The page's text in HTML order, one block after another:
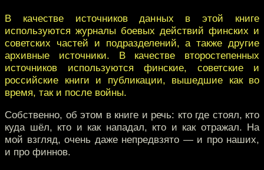
В качестве источников данных в этой книге
используются журналы боевых действий финских и
советских частей и подразделений, а также другие
архивные источники. В качестве второстепенных
источников используются финские, советские и
российские книги и публикации, вышедшие как во
время, так и после войны.
Собственно, об этом в книге и речь: кто где стоял, кто
куда шёл, кто и как нападал, кто и как отражал. На
мой взгляд, очень даже непредвзято — и про наших,
и про финнов.